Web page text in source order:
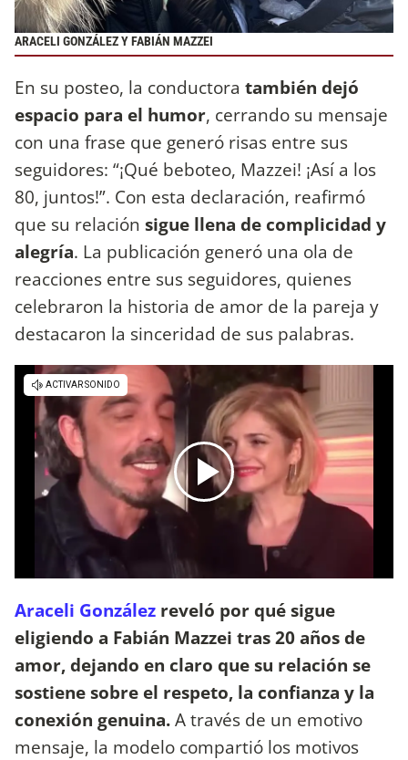
ARACELI GONZÁLEZ Y FABIÁN MAZZEI
En su posteo, la conductora también dejó
espacio para el humor, cerrando su mensaje
con una frase que generó risas entre sus
seguidores: “¡Qué beboteo, Mazzei! ¡Así a los
80, juntos!”. Con esta declaración, reafirmó
que su relación sigue llena de complicidad y
alegría. La publicación generó una ola de
reacciones entre sus seguidores, quienes
celebraron la historia de amor de la pareja y
destacaron la sinceridad de sus palabras.
Araceli González reveló por qué sigue
eligiendo a Fabián Mazzei tras 20 años de
amor, dejando en claro que su relación se
sostiene sobre el respeto, la confianza y la
conexión genuina.A través de un emotivo
mensaje, la modelo compartió los motivos